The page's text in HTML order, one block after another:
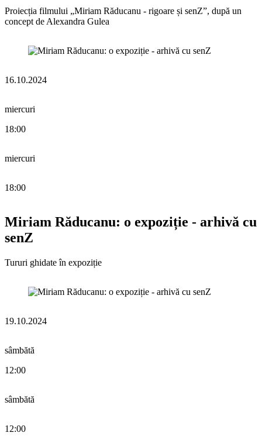
Proiecția filmului „Miriam Răducanu - rigoare și senZ”, după un
concept de Alexandra Gulea
16.10.2024
miercuri
18:00
miercuri
18:00
Miriam Răducanu: o expoziție - arhivă cu
senZ
Tururi ghidate în expoziție
19.10.2024
sâmbătă
12:00
sâmbătă
12:00